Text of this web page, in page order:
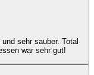
sehr sauber. Total
und ruhig. Abendessen war sehr gut!